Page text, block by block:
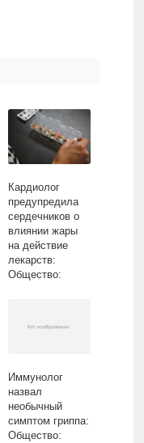
Кардиолог
предупредила
сердечников о
влиянии жары
на действие
лекарств:
Общество:
Иммунолог
назвал
необычный
симптом гриппа:
Общество: